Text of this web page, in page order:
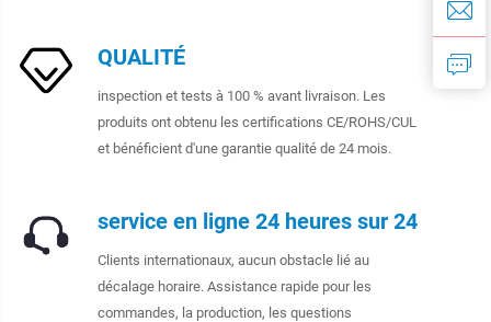
QUALITÉ
inspection et tests à 100 % avant livraison. Les
produits ont obtenu les certifications CE/ROHS/CUL
et bénéficient d'une garantie qualité de 24 mois.
service en ligne 24 heures sur 24
Clients internationaux, aucun obstacle lié au
décalage horaire. Assistance rapide pour les
commandes, la production, les questions